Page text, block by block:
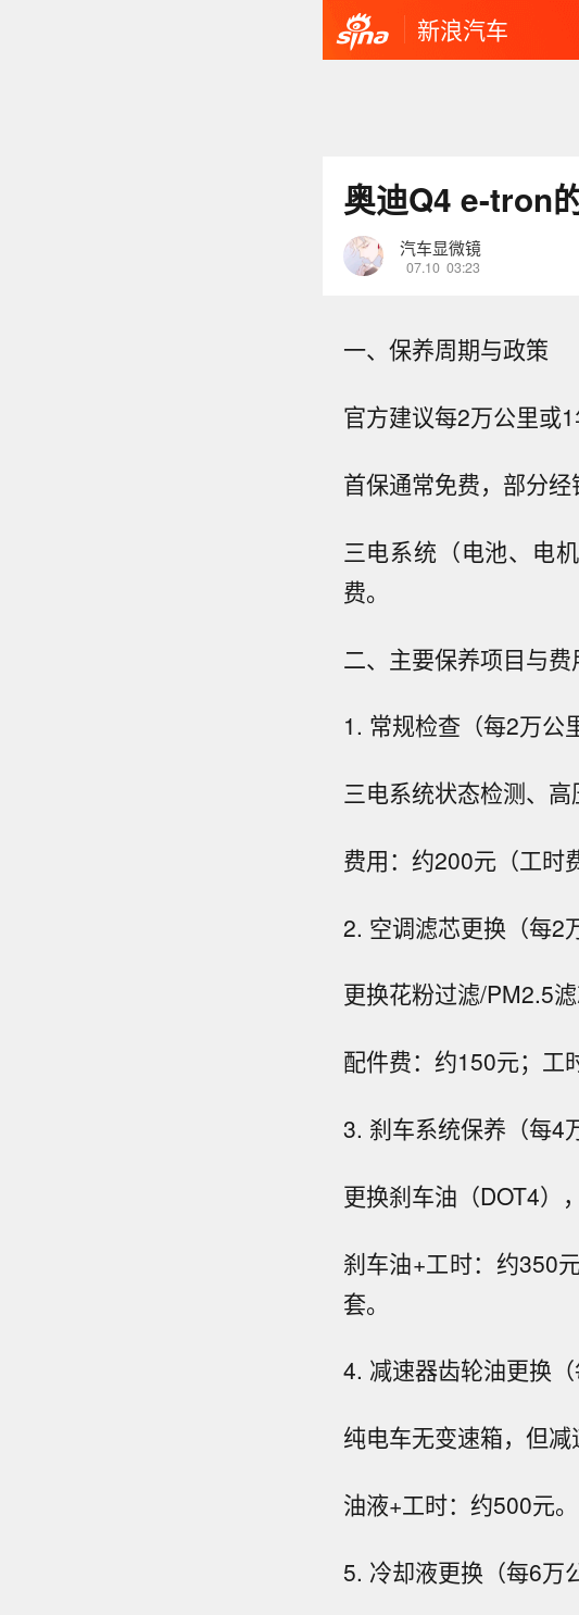
新浪汽车
奥迪Q4 e-tron
汽车显微镜
07.10 03:23
一、保养周期与政策
官方建议每2万公里或1
首保通常免费，部分经
三电系统（电池、电
费。
二、主要保养项目与费
1. 常规检查（每2万公
三电系统状态检测、高
费用：约200元（工时
2. 空调滤芯更换（每2
更换花粉过滤/PM2.5
配件费：约150元；工
3. 刹车系统保养（每4
更换刹车油（DOT4）
刹车油+工时：约350
套。
4. 减速器齿轮油更换（
纯电车无变速箱，但减
油液+工时：约500元。
5. 冷却液更换（每6万